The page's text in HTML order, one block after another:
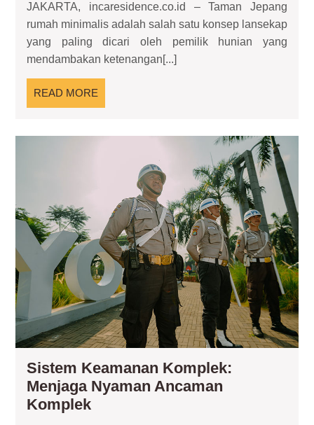
Rumah
Minimalis:
Konsep,
Elemen,
JAKARTA, incaresidence.co.id – Taman Jepang
rumah minimalis adalah salah satu konsep lansekap
yang paling dicari oleh pemilik hunian yang
mendambakan ketenangan[...]
READ MORE
MORE
Sistem Keamanan Komplek:
Menjaga Nyaman Ancaman
KomplekSistem